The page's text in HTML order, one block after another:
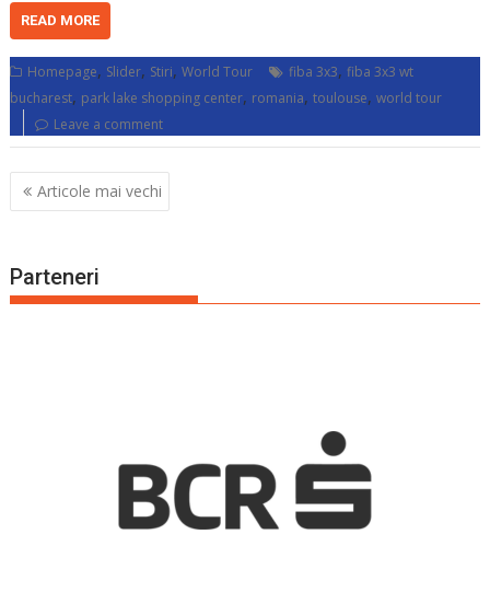
READ MORE
Homepage, Slider, Stiri,World Tour fiba 3x3,fiba 3x3 wt
bucharest, park lake shopping center, romania,toulouse,world tour
Leave a comment
Navigare
în
Articole mai vechi
Parteneri